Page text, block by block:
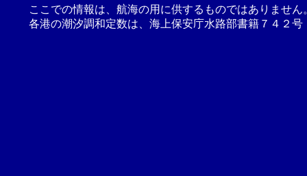
ここでの情報は、航海の用に供するものではありませ
各港の潮汐調和定数は、海上保安庁水路部書籍７４２